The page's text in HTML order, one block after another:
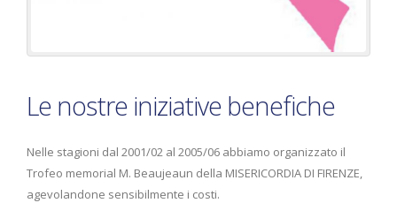
Le nostre iniziative benefiche
Nelle stagioni dal 2001/02 al 2005/06 abbiamo organizzato il
Trofeo memorial M. Beaujeaun della MISERICORDIA DI FIRENZE,
agevolandone sensibilmente i costi.